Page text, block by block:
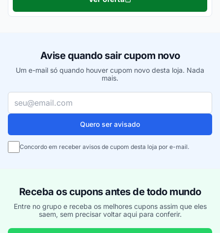
Avise quando sair cupom novo
Um e-mail só quando houver cupom novo desta loja. Nada
mais.
Seu e-mail
Quero ser avisado
Concordo em receber avisos de cupom desta loja por e-mail.
Receba os cupons antes de todo mundo
Entre no grupo e receba os melhores cupons assim que eles
saem, sem precisar voltar aqui para conferir.